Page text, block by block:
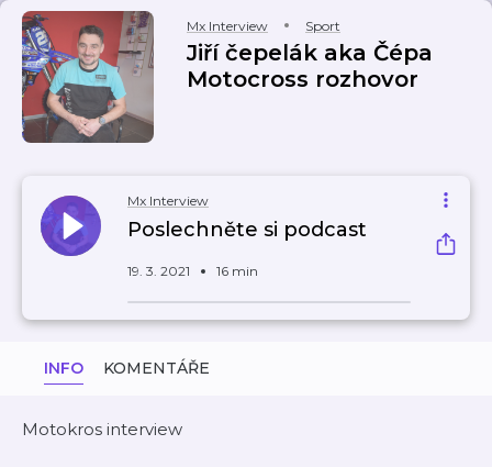
Mx Interview Sport
Jiří čepelák aka Čépa
Motocross rozhovor
Mx Interview
Poslechněte si podcast
19. 3. 2021 16 min
INFO KOMENTÁŘE
Motokros interview